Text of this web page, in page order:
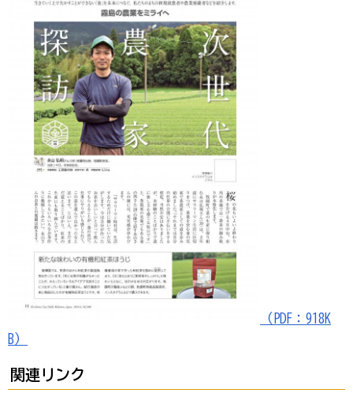
（PDF：918K
B）
関連リンク